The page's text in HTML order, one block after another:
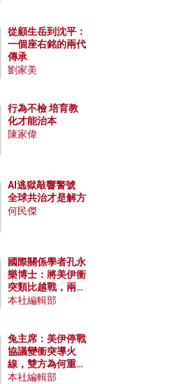
從顧生岳到沈平：
一個座右銘的兩代
傳承
劉家美
行為不檢 培育教
化才能治本
陳家偉
AI逃獄敲響警號
全球共治才是解方
何民傑
國際關係學者孔永
樂博士：將美伊衝
突類比越戰，兩者
有何異同？中國崛
本社編輯部
兔主席：美伊停戰
協議變衝突導火
線，雙方為何重啟
戰爭？伊朗一早洞
本社編輯部